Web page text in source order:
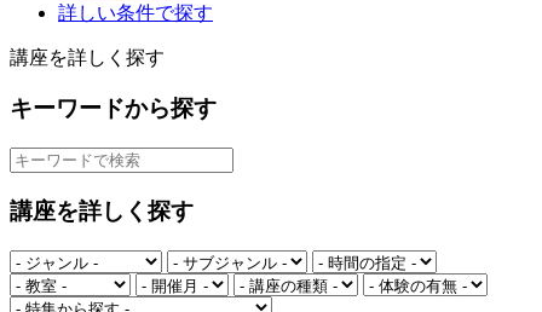
詳しい条件で探す
講座を詳しく探す
キーワードから探す
講座を詳しく探す